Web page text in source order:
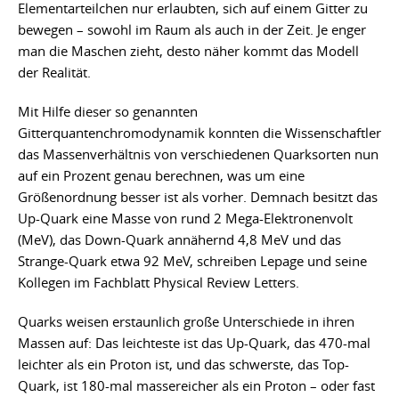
Elementarteilchen nur erlaubten, sich auf einem Gitter zu
bewegen – sowohl im Raum als auch in der Zeit. Je enger
man die Maschen zieht, desto näher kommt das Modell
der Realität.
Mit Hilfe dieser so genannten
Gitterquantenchromodynamik konnten die Wissenschaftler
das Massenverhältnis von verschiedenen Quarksorten nun
auf ein Prozent genau berechnen, was um eine
Größenordnung besser ist als vorher. Demnach besitzt das
Up-Quark eine Masse von rund 2 Mega-Elektronenvolt
(MeV), das Down-Quark annähernd 4,8 MeV und das
Strange-Quark etwa 92 MeV, schreiben Lepage und seine
Kollegen im Fachblatt Physical Review Letters.
Quarks weisen erstaunlich große Unterschiede in ihren
Massen auf: Das leichteste ist das Up-Quark, das 470-mal
leichter als ein Proton ist, und das schwerste, das Top-
Quark, ist 180-mal massereicher als ein Proton – oder fast